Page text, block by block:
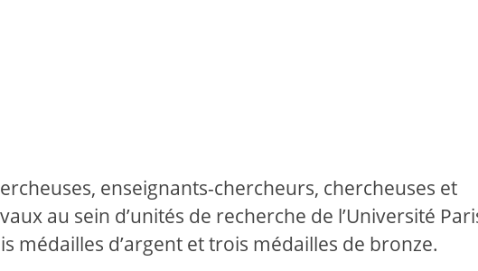
enseignants-chercheurs, chercheuses et
au sein d’unités de recherche de l’Université
médailles d’argent et trois médailles de bronze.